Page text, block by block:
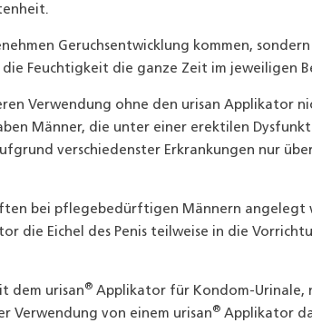
Geruchsentwicklung kommen,
Feuchtigkeit die ganze Zeit im jeweiligen
Verwendung ohne den urisan Applikator
Männer, die unter einer erektilen
verschiedenster Erkrankungen nur
bei pflegebedürftigen Männern
die Eichel des Penis teilweise in die
dem urisan® Applikator für Kondom-Urinale,
Verwendung von einem urisan® Applikator